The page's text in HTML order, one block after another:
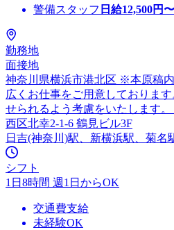
警備スタッフ 日給12,500円〜
勤務地
面接地
神奈川県横浜市港北区 ※本原稿
広くお仕事をご用意しておりま
せられるよう考慮をいたします
西区北幸2-1-6 鶴見ビル3F
日吉(神奈川)駅、新横浜駅、菊名
シフト
1日8時間 週1日からOK
交通費支給
未経験OK